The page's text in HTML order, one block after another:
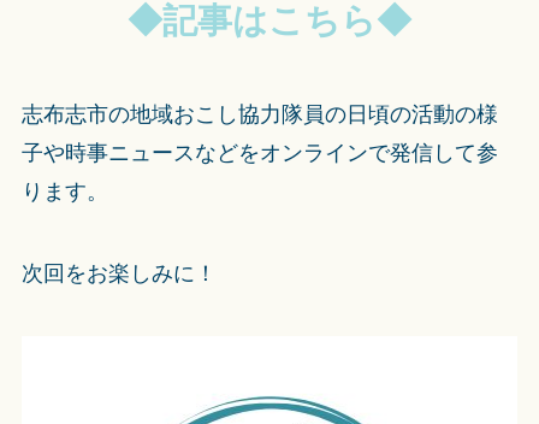
◆記事はこちら◆
志布志市の地域おこし協力隊員の日頃の活動の様
子や時事ニュースなどをオンラインで発信して参
ります。
次回をお楽しみに！